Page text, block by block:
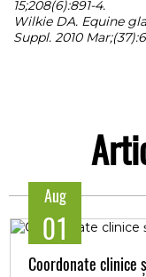
15;208(6):891-4.
Wilkie DA. Equine
Suppl. 2010
Aug
01
Coordonate clinice